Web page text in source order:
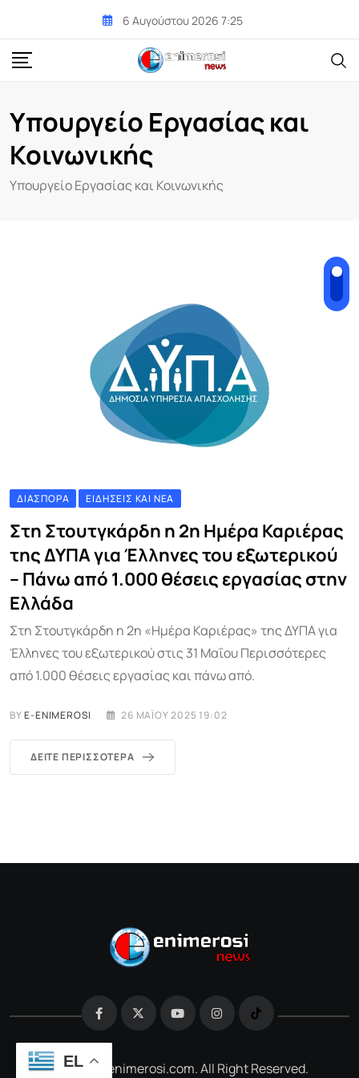
content
6 Αυγούστου 2026 7:25
Υπουργείο Εργασίας και
Κοινωνικής
Υπουργείο Εργασίας και Κοινωνικής
ΔΙΑΣΠΟΡΆ ΕΙΔΉΣΕΙΣ ΚΑΙ ΝΈΑ
Στη Στουτγκάρδη η 2η Ημέρα Καριέρας
της ΔΥΠΑ για Έλληνες του εξωτερικού
– Πάνω από 1.000 θέσεις εργασίας στην
Ελλάδα
Στη Στουτγκάρδη η 2η «Ημέρα Καριέρας» της ΔΥΠΑ για
Έλληνες του εξωτερικού στις 31 Μαΐου Περισσότερες
από 1.000 θέσεις εργασίας και πάνω από.
BYE-ENIMEROSI 26 ΜΑΪ́ΟΥ 2025 19:02
ΔΕΊΤΕ ΠΕΡΙΣΣΌΤΕΡΑ
@2026 e-enimerosi.com. All Right Reserved.
EL